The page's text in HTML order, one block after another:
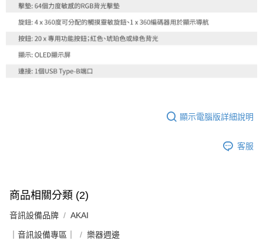
顯示電腦版詳細說明
客服
商品相關分類 (2)
音訊設備品牌 AKAI
｜音訊設備專區｜ 樂器週邊